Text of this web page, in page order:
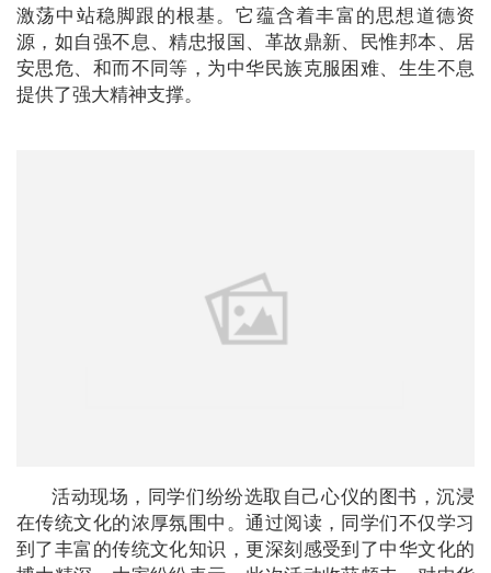
激荡中站稳脚跟的根基。它蕴含着丰富的思想道德资
源，如自强不息、精忠报国、革故鼎新、民惟邦本、居
安思危、和而不同等，为中华民族克服困难、生生不息
提供了强大精神支撑。
活动现场，同学们纷纷选取自己心仪的图书，沉浸
在传统文化的浓厚氛围中。通过阅读，同学们不仅学习
到了丰富的传统文化知识，更深刻感受到了中华文化的